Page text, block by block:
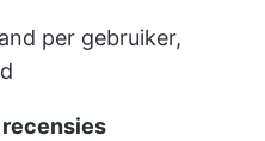
per gebruiker,